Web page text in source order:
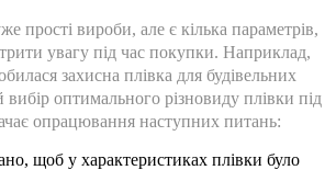
прості вироби, але є кілька параметрів,
увагу під час покупки. Наприклад,
захисна плівка для будівельних
оптимального різновиду плівки під
опрацювання наступних питань:
щоб у характеристиках плівки було